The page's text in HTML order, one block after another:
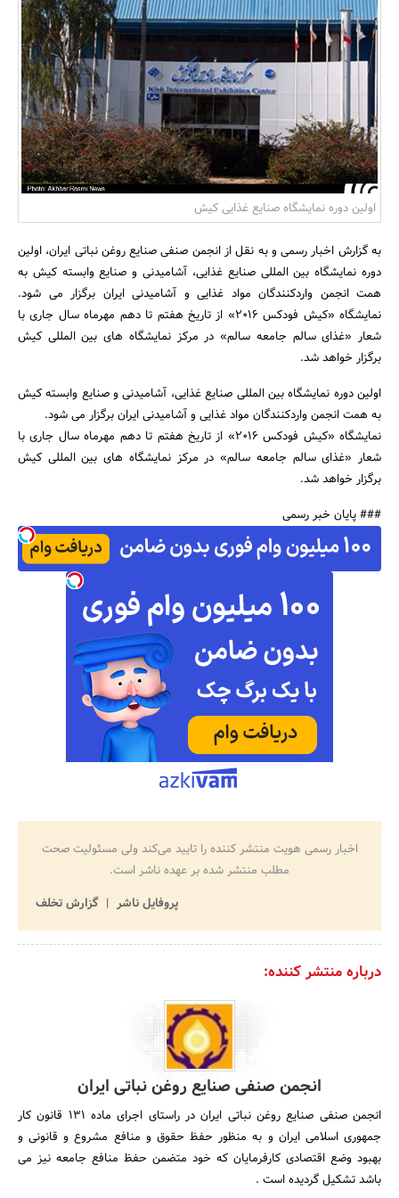
بانک، بیمه و سرمایه
مسکن و ساختمان
اولین دوره نمایشگاه صنایع غذایی کیش
به گزارش اخبار رسمی و به نقل از انجمن صنفی صنایع روغن نباتی ایران، اولین
دوره نمایشگاه بین المللی صنایع غذایی، آشامیدنی و صنایع وابسته کیش به
همت انجمن واردکنندگان مواد غذایی و آشامیدنی ایران برگزار می شود.
نمایشگاه «کیش فودکس 2016» از تاریخ هفتم تا دهم مهرماه سال جاری با
شعار «غذای سالم جامعه سالم» در مرکز نمایشگاه های بین المللی کیش
برگزار خواهد شد.
اولین دوره نمایشگاه بین المللی صنایع غذایی، آشامیدنی و صنایع وابسته کیش
به همت انجمن واردکنندگان مواد غذایی و آشامیدنی ایران برگزار می شود.
نمایشگاه «کیش فودکس 2016» از تاریخ هفتم تا دهم مهرماه سال جاری با
شعار «غذای سالم جامعه سالم» در مرکز نمایشگاه های بین المللی کیش
برگزار خواهد شد.
### پایان خبر رسمی
اخبار رسمی هویت منتشر کننده را تایید می‌کند ولی مسئولیت صحت
مطلب منتشر شده بر عهده ناشر است.
پروفایل ناشر
گزارش تخلف
درباره منتشر کننده:
انجمن صنفی صنایع روغن نباتی ایران
انجمن صنفی صنایع روغن نباتی ایران در راستای اجرای ماده 131 قانون کار
جمهوری اسلامی ایران و به منظور حفظ حقوق و منافع مشروع و قانونی و
بهبود وضع اقتصادی کارفرمایان که خود متضمن حفظ منافع جامعه نیز می
باشد تشکیل گردیده است .